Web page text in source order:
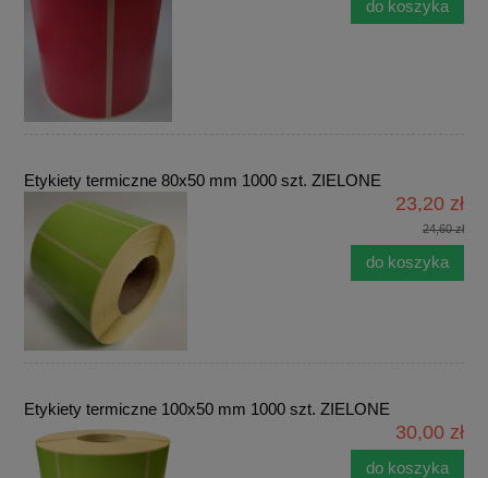
do koszyka
Etykiety termiczne 80x50 mm 1000 szt. ZIELONE
23,20 zł
24,60 zł
do koszyka
Etykiety termiczne 100x50 mm 1000 szt. ZIELONE
30,00 zł
do koszyka